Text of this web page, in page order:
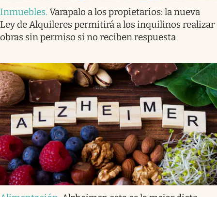
Inmuebles. Varapalo a los propietarios: la nueva
Ley de Alquileres permitirá a los inquilinos realizar
obras sin permiso si no reciben respuesta